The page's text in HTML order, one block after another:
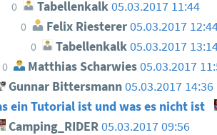
0 Tabellenkalk05.03.2017 11:44
0 Felix Riesterer05.03.2017
0 Tabellenkalk05.03.2017
0 Matthias Scharwies05.03.2017
Gunnar Bittersmann05.03.2017 14:36
ein Tutorial ist und was es nicht ist
Camping_RIDER05.03.2017 09:56